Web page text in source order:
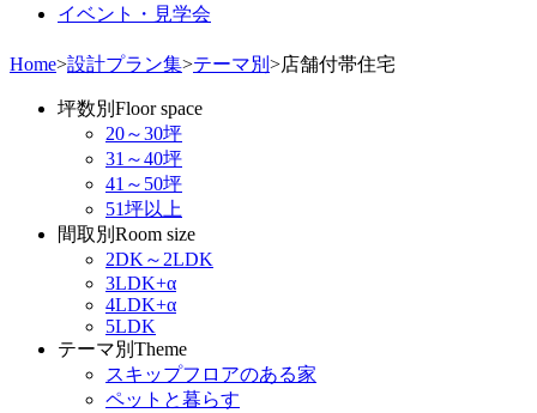
イベント・見学会
Home>設計プラン集>テーマ別 >店舗付帯住宅
坪数別 Floor space
20～30坪
31～40坪
41～50坪
51坪以上
間取別 Room size
2DK～2LDK
3LDK+α
4LDK+α
5LDK
テーマ別 Theme
スキップフロアのある家
ペットと暮らす